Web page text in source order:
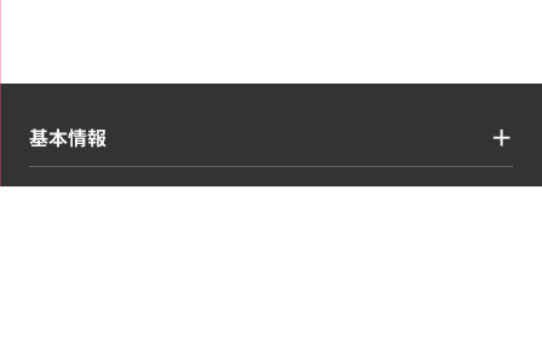
基本情報